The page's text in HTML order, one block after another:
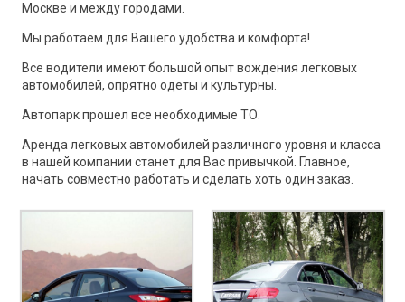
Москве и между городами.
Мы работаем для Вашего удобства и комфорта!
Все водители имеют большой опыт вождения легковых
автомобилей, опрятно одеты и культурны.
Автопарк прошел все необходимые ТО.
Аренда легковых автомобилей различного уровня и класса
в нашей компании станет для Вас привычкой. Главное,
начать совместно работать и сделать хоть один заказ.